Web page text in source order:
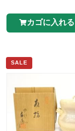
カゴに入れる
SALE